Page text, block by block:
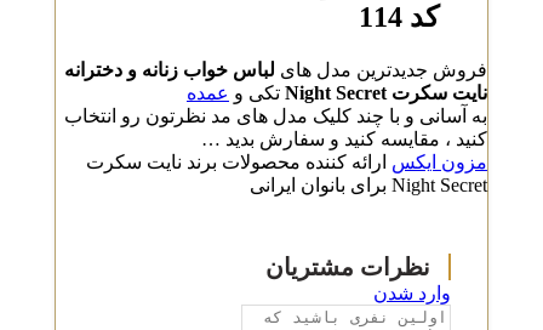
فروش جدیدترین مدل های لباس خواب زنانه و دخترانه
نایت سکرت Night Secret
تکی وعمده
به آسانی و با چند کلیک مدل های مد نظرتون رو انتخاب
کنید ، مقایسه کنید و سفارش بدید …
مزون ایکس ارائه کننده محصولات برند نایت سکرت
Night Secret برای بانوان ایرانی
وارد شدن